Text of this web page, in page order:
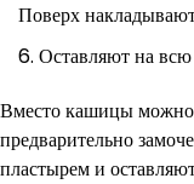
Поверх
Оставляют на всю
Вместо кашицы можно
предварительно
пластырем и